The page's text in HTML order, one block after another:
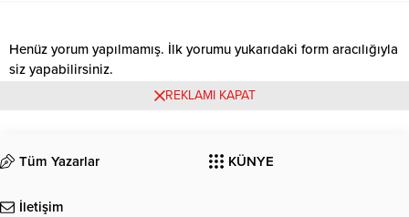
Henüz yorum yapılmamış. İlk yorumu yukarıdaki form aracılığıyla
siz yapabilirsiniz.
Tüm Yazarlar KÜNYE
İletişim
REKLAMI KAPAT